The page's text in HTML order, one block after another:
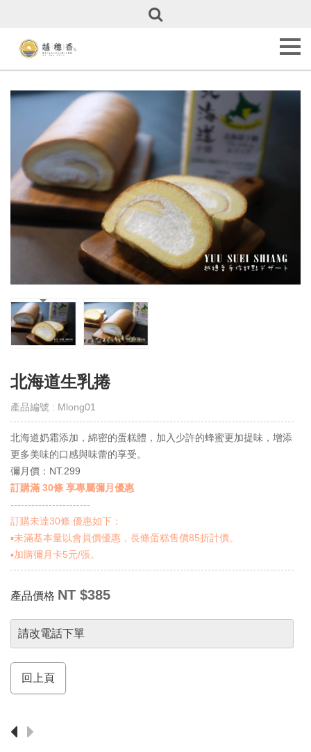
越
穗
香
Us
全
覽
Our
Cakes
彌
月
Cakes
取
得
市
線
上
會
Get
E-
VIP
購
物
須
知
Notes
換
知
北海道生乳捲
產品編號 : Mlong01
北海道奶霜添加，綿密的蛋糕體，加入少許的蜂蜜更加提味，增添
更多美味的口感與味蕾的享受。
彌月價：NT.299
訂購滿 30條 享專屬彌月優惠
-----------------------
訂購未達30條 優惠如下：
▪️未滿基本量以會員價優惠，長條蛋糕售價85折計價。
▪️加購彌月卡5元/張。
產品價格 NT $385
請改電話下單
回上頁